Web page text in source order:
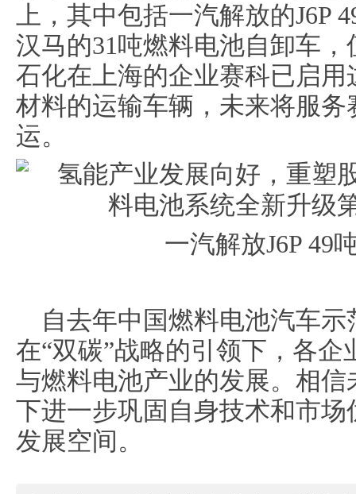
上，其中包括一汽解放的J6P
汉马的31吨燃料电池自卸车
石化在上海的企业赛科已启
材料的运输车辆，未来将服
运。
一汽解放J6P 49
自去年中国燃料电池汽车
在“双碳”战略的引领下，各
与燃料电池产业的发展。相
下进一步巩固自身技术和市
发展空间。